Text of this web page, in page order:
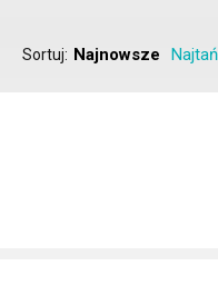
Sortuj: Najnowsze